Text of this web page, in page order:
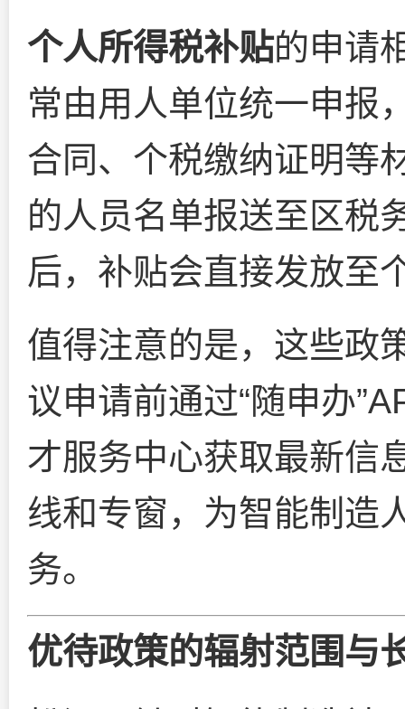
个人所得税补贴的申请
常由用人单位统一申报
合同、个税缴纳证明等
的人员名单报送至区税
后，补贴会直接发放至
值得注意的是，这些政
议申请前通过“随申办
才服务中心获取最新信
线和专窗，为智能制造
务。
优待政策的辐射范围与